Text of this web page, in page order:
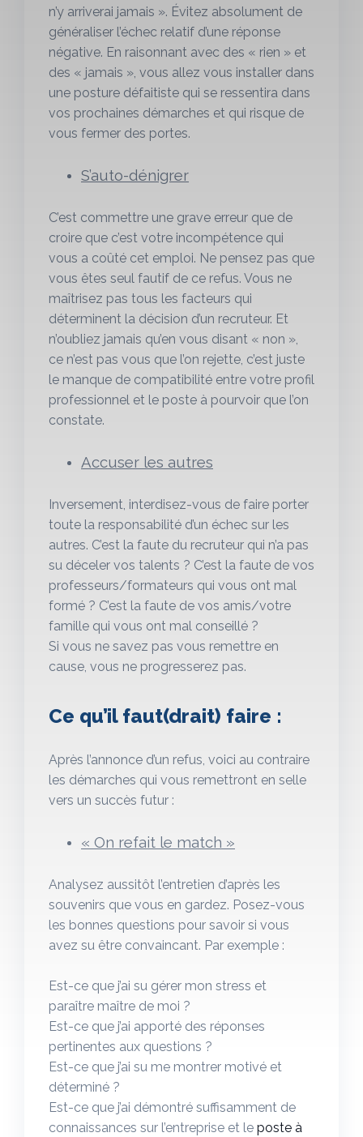
n’y arriverai jamais ». Évitez absolument de
généraliser l’échec relatif d’une réponse
négative. En raisonnant avec des « rien » et
des « jamais », vous allez vous installer dans
une posture défaitiste qui se ressentira dans
vos prochaines démarches et qui risque de
vous fermer des portes.
S’auto-dénigrer
C’est commettre une grave erreur que de
croire que c’est votre incompétence qui
vous a coûté cet emploi. Ne pensez pas que
vous êtes seul fautif de ce refus. Vous ne
maîtrisez pas tous les facteurs qui
déterminent la décision d’un recruteur. Et
n’oubliez jamais qu’en vous disant « non »,
ce n’est pas vous que l’on rejette, c’est juste
le manque de compatibilité entre votre profil
professionnel et le poste à pourvoir que l’on
constate.
Accuser les autres
Inversement, interdisez-vous de faire porter
toute la responsabilité d’un échec sur les
autres. C’est la faute du recruteur qui n’a pas
su déceler vos talents ? C’est la faute de vos
professeurs/formateurs qui vous ont mal
formé ? C’est la faute de vos amis/votre
famille qui vous ont mal conseillé ?
Si vous ne savez pas vous remettre en
cause, vous ne progresserez pas.
Ce qu’il faut(drait) faire :
Après l’annonce d’un refus, voici au contraire
les démarches qui vous remettront en selle
vers un succès futur :
« On refait le match »
Analysez aussitôt l’entretien d’après les
souvenirs que vous en gardez. Posez-vous
les bonnes questions pour savoir si vous
avez su être convaincant. Par exemple :
Est-ce que j’ai su gérer mon stress et
paraître maître de moi ?
Est-ce que j’ai apporté des réponses
pertinentes aux questions ?
Est-ce que j’ai su me montrer motivé et
déterminé ?
Est-ce que j’ai démontré suffisamment de
connaissances sur l’entreprise et le poste à